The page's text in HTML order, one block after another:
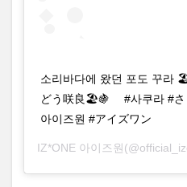
소리바다에 왔던 포도 꾸라
どう咲良🏖🍇 ⠀ #사쿠라 #
아이즈원 #アイズワン
IZ*ONE 아이즈원